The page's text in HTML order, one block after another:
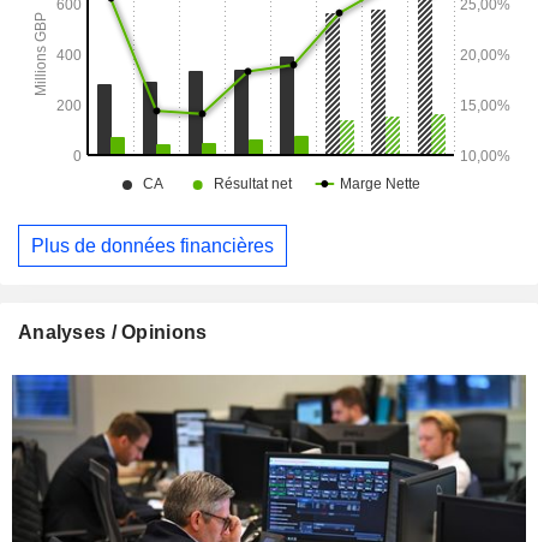
Plus de données financières
Analyses / Opinions